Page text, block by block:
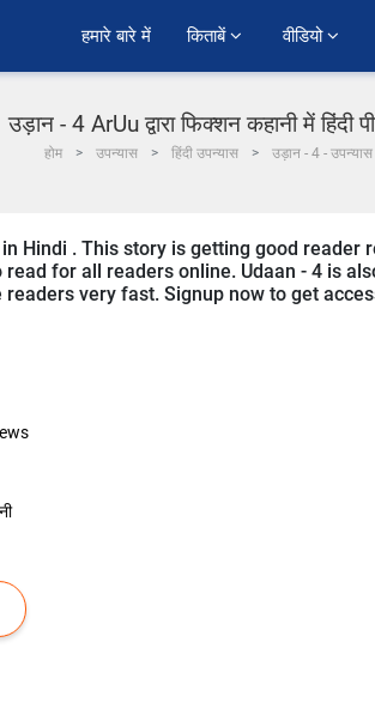
हमारे बारे में किताबें वीडियो
उड़ान - 4 ArUu द्वारा फिक्शन कहानी में हिंदी
होम उपन्यास हिंदी उपन्यास उड़ान - 4 - उपन्यास
Hindi . This story is getting good reader
for all readers online. Udaan - 4 is
very fast. Signup now to get